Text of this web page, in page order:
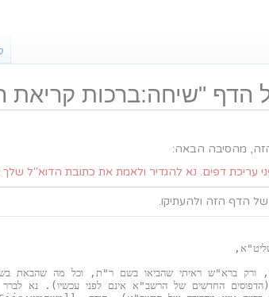
הדף "שיחה:ברכות קריאת
מהסיבה הבאה:
עריכת דפים. נא להגדיר ולאמת את כתובת הדוא"ל
הדף הזה ולהעתיקו.